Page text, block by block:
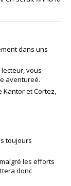
dans uns
vous
aventureé.
Kantor et Cortez,
toujours
les efforts
donc